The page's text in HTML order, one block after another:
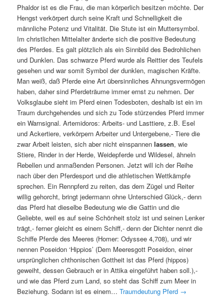
Phaldor ist es die Frau, die man körperlich besitzen möchte. Der
Hengst verkörpert durch seine Kraft und Schnelligkeit die
männliche Potenz und Vitalität. Die Stute ist ein Muttersymbol.
Im christlichen Mittelalter änderte sich die positive Bedeutung
des Pferdes. Es galt plötzlich als ein Sinnbild des Bedrohlichen
und Dunklen. Das schwarze Pferd wurde als Reittier des Teufels
gesehen und war somit Symbol der dunklen, magischen Kräfte.
Man weiß, daß Pferde eine Art übersinnliches Ahnungsvermögen
haben, daher sind Pferdeträume immer ernst zu nehmen. Der
Volksglaube sieht im Pferd einen Todesboten, deshalb ist ein im
Traum durchgehendes und sich zu Tode stürzendes Pferd immer
ein Warnsignal. Artemidoros: Arbeits- und Lasttiere, z.B. Esel
und Ackertiere, verkörpern Arbeiter und Untergebene,- Tiere die
zwar Arbeit leisten, sich aber nicht einspannenlassen, wie
Stiere, Rinder in der Herde, Weidepferde und Wildesel, ähneln
Rebellen und anmaßenden Personen. Jetzt will ich der Reihe
nach über den Pferdesport und die athletischen Wettkämpfe
sprechen. Ein Rennpferd zu reiten, das dem Zügel und Reiter
willig gehorcht, bringt jedermann ohne Unterschied Glück,- denn
das Pferd hat dieselbe Bedeutung wie die Gattin und die
Geliebte, weil es auf seine Schönheit stolz ist und seinen Lenker
trägt,- ferner gleicht es einem Schiff,- denn der Dichter nennt die
Schiffe Pferde des Meeres (Homer: Odyssee 4,708), und wir
nennen Poseidon ‘Hippios’ (Dem Meeresgott Poseidon, einer
ursprünglichen chthonischen Gottheit ist das Pferd (hippos)
geweiht, dessen Gebrauch er in Attika eingeführt haben soll.),-
und wie das Pferd zum Land, so steht das Schiff zum Meer in
Beziehung. Sodann ist es einem…Traumdeutung Pferd →